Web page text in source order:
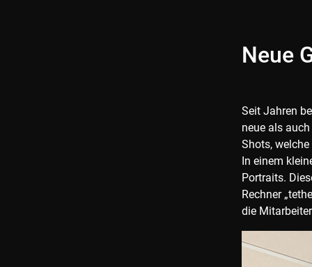
Neue
Seit Jahren
neue als
Shots,
In einem
Portraits.
Rechner
die